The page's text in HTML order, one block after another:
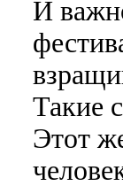
И
Такие
Этот